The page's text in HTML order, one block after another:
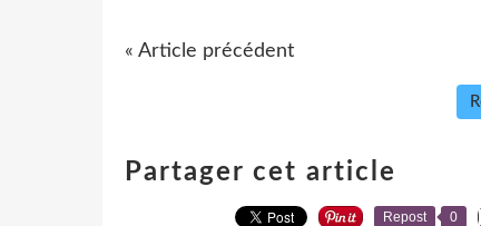
« Article précédent
Partager cet article
Repost 0